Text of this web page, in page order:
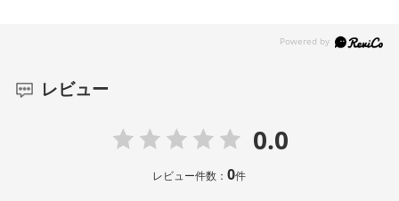
レビュー
0.0
レビュー件数：0件